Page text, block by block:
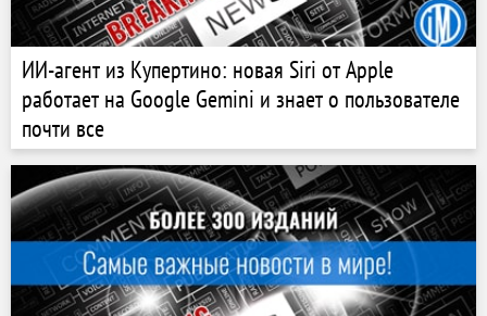
ИИ-агент из Купертино: новая Siri от Apple
работает на Google Gemini и знает о пользователе
почти все